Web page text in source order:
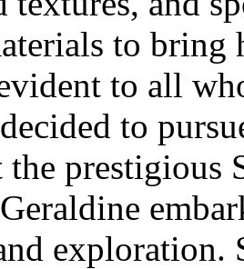
to bring
to all
to
the
exploration.